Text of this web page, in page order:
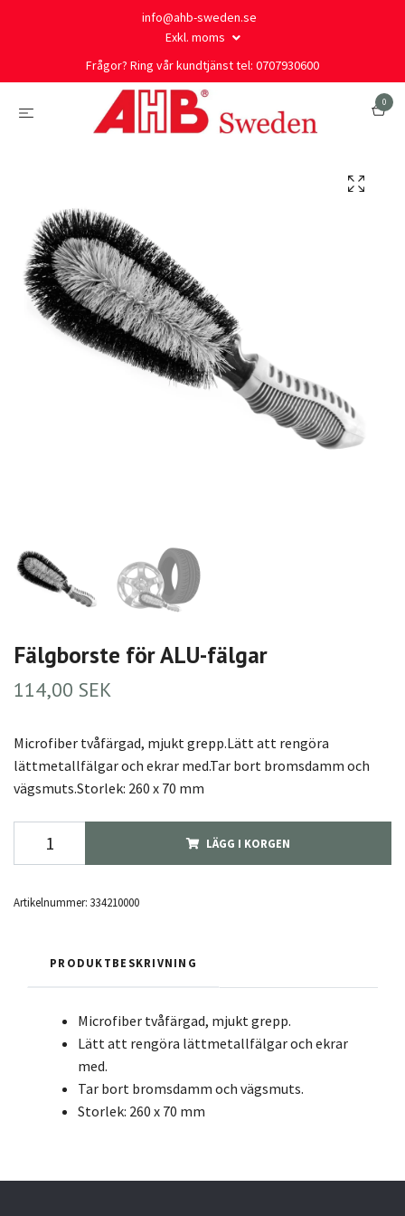
info@ahb-sweden.se
Exkl. moms
Frågor? Ring vår kundtjänst tel: 0707930600
0
Fälgborste för ALU-fälgar
114,00 SEK
Microfiber tvåfärgad, mjukt grepp.Lätt att rengöra
lättmetallfälgar och ekrar med.Tar bort bromsdamm och
vägsmuts.Storlek: 260 x 70 mm
LÄGG I KORGEN
Artikelnummer: 334210000
PRODUKTBESKRIVNING
Microfiber tvåfärgad, mjukt grepp.
Lätt att rengöra lättmetallfälgar och ekrar
med.
Tar bort bromsdamm och vägsmuts.
Storlek: 260 x 70 mm